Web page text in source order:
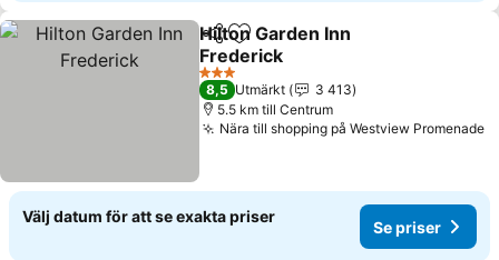
Dela Lägg till i Mina Favoriter
Hilton Garden Inn
Frederick
Se priser
3 Stjärnor
8,5 Utmärkt
3 413
5.5 km till Centrum
Nära till shopping på Westview Promenade
Välj datum för att se exakta priser
Se priser